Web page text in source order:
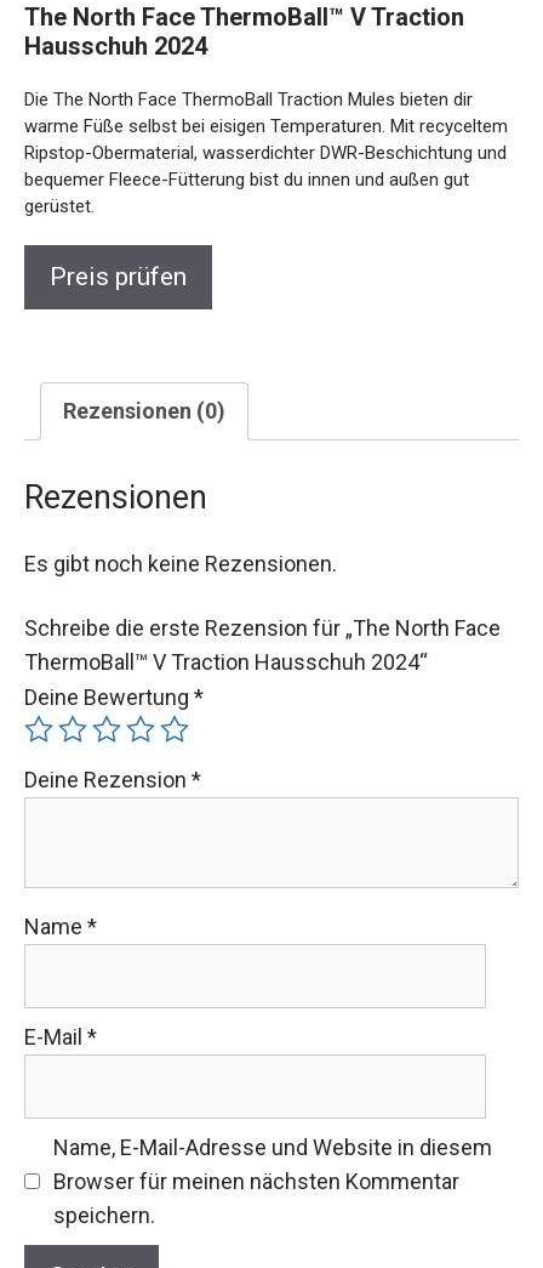
The North Face ThermoBall™ V Traction
Hausschuh 2024
Die The North Face ThermoBall Traction Mules bieten dir
warme Füße selbst bei eisigen Temperaturen. Mit recyceltem
Ripstop-Obermaterial, wasserdichter DWR-Beschichtung und
bequemer Fleece-Fütterung bist du innen und außen gut
gerüstet.
Preis prüfen
Rezensionen (0)
Rezensionen
Es gibt noch keine Rezensionen.
Schreibe die erste Rezension für „The North Face
ThermoBall™ V Traction Hausschuh 2024“
Deine Bewertung *
Deine Rezension *
Name *
E-Mail *
Name, E-Mail-Adresse und Website in diesem
Browser für meinen nächsten Kommentar
speichern.